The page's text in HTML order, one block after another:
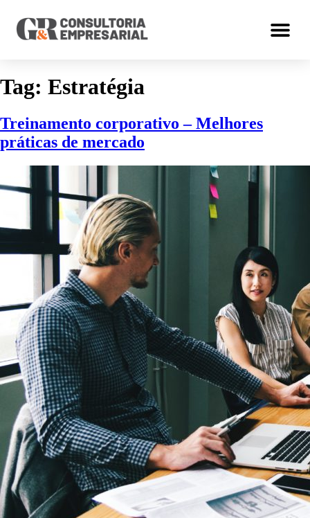
Tag: Estratégia
Treinamento corporativo – Melhores
práticas de mercado